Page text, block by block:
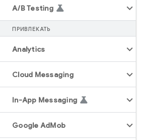
A/B Testing
ПРИВЛЕКАТЬ
Analytics
Cloud Messaging
In-App Messaging
Google AdMob